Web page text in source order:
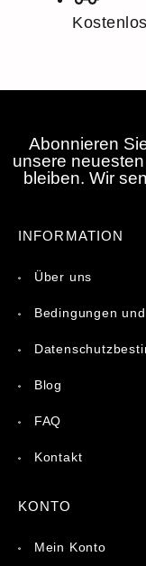
Abonnieren
unsere
bleiben. Wir
INFORMATION
Über uns
Bedingungen
Blog
FAQ
Kontakt
KONTO
Mein Konto